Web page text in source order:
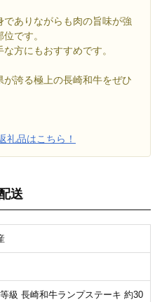
ありながらも肉の旨味が強
です。
方にもおすすめです。
誇る極上の長崎和牛をぜひ
礼品はこちら！
送
級 長崎和牛ランプステーキ 約30